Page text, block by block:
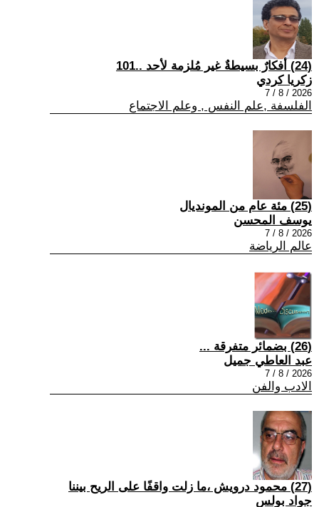
(24) أفكارٌ بسيطةٌ غير مُلزمة لأحد ..101
زكريا كردي
2026 / 8 / 7
الفلسفة ,علم النفس , وعلم الاجتماع
(25) مئة عام من المونديال
يوسف المحسن
2026 / 8 / 7
عالم الرياضة
(26) بضمائر متفرقة ...
عبد العاطي جميل
2026 / 8 / 7
الادب والفن
(27) محمود درويش ،ما زلت واقفًا على الريح بيننا
جواد بولس